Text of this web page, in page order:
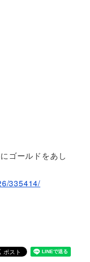
ゴールドをあし
335414/